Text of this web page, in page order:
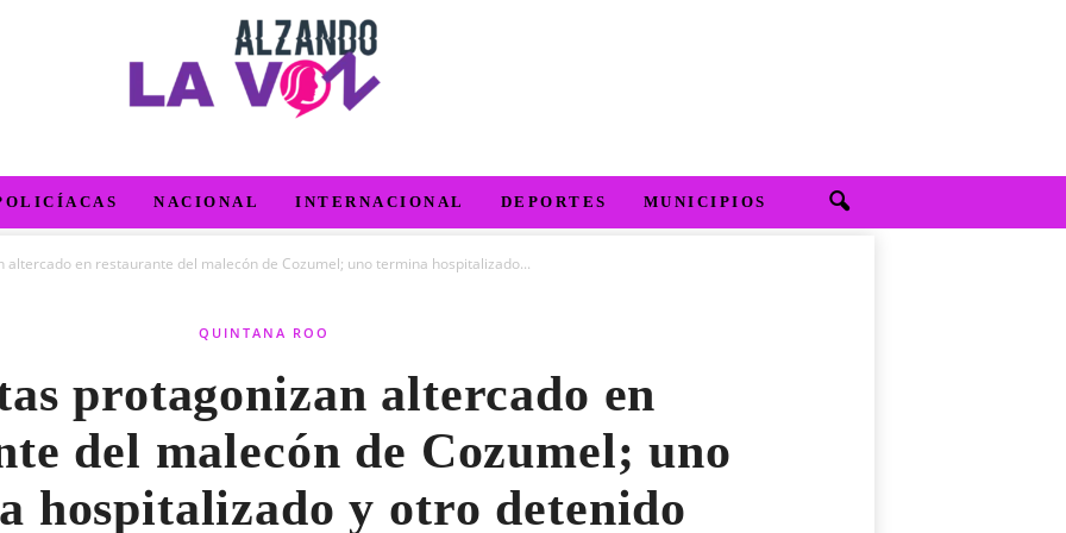
NACIONAL INTERNACIONAL DEPORTES MUNICIPIOS
altercado en restaurante del malecón de Cozumel; uno termina hospitalizado...
QUINTANA ROO
protagonizan altercado en
del malecón de Cozumel; uno
hospitalizado y otro detenido